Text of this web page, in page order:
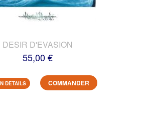
DESIR D'EVASION
55,00 €
DETAILS COMMANDER